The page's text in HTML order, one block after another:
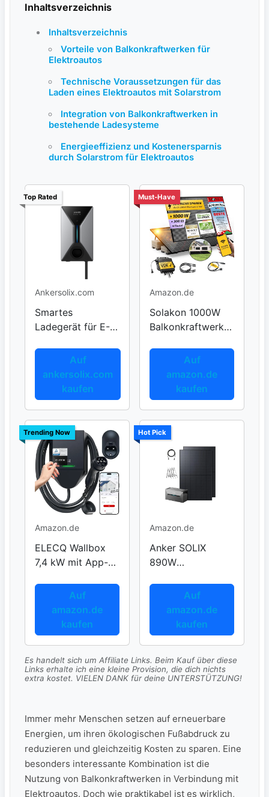
Inhaltsverzeichnis
Inhaltsverzeichnis
Vorteile von Balkonkraftwerken für
Elektroautos
Technische Voraussetzungen‍ für das
Laden eines Elektroautos mit Solarstrom
Integration von Balkonkraftwerken in
bestehende Ladesysteme
Energieeffizienz und Kostenersparnis
durch Solarstrom ⁣für Elektroautos
Top Rated
Ankersolix.com
Smartes
Ladegerät für E-
Auf
ankersolix.com
kaufen
Must-Have
Amazon.de
Solakon 1000W
Balkonkraftwerk
Auf
amazon.de
kaufen
Trending Now
Amazon.de
ELECQ Wallbox
7,4 kW mit App-
Auf
amazon.de
kaufen
Hot Pick
Amazon.de
Anker SOLIX
890W
mit Speicher
Auf
amazon.de
kaufen
Es handelt sich um Affiliate Links. Beim Kauf über diese
Links erhalte ich eine kleine Provision, die dich nichts
extra kostet. VIELEN DANK für deine UNTERSTÜTZUNG!
Immer mehr ‌Menschen setzen ‍auf ​erneuerbare
Energien, um ihren ökologischen Fußabdruck zu⁤
reduzieren⁢ und‌ gleichzeitig Kosten zu ​sparen. Eine
besonders interessante Kombination​ ist die
Nutzung von Balkonkraftwerken in ⁣Verbindung mit
Elektroautos.‌ Doch‌ wie praktikabel ist es wirklich,